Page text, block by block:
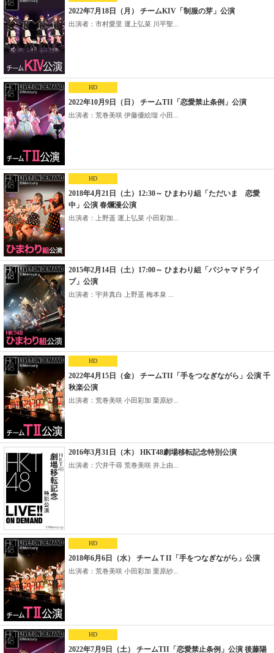
2022年7月18日（月） チームKIV「制服の芽」公演
出演者：市村愛里 運上弘菜 川平聖...
HD
2022年10月9日（日） チームTII「恋愛禁止条例」公演
出演者：荒巻美咲 伊藤優絵瑠 小田...
HD
2018年4月21日（土）12:30～ ひまわり組「ただいま 恋愛
中」公演 春爛漫公演
出演者：上野遥 運上弘菜 小田彩加...
2015年2月14日（土）17:00～ ひまわり組「パジャマドライ
ブ」公演
出演者：宇井真白 上野遥 梅本泉 ...
HD
2022年4月15日（金） チームTII「手をつなぎながら」公演 千
秋楽公演
出演者：荒巻美咲 小田彩加 栗原紗...
2016年3月31日（木） HKT48劇場移転記念特別公演
出演者：穴井千尋 荒巻美咲 井上由...
HD
2018年6月6日（水） チームＴII「手をつなぎながら」公演
出演者：荒巻美咲 小田彩加 栗原紗...
HD
2022年7月9日（土） チームTII「恋愛禁止条例」公演 後藤陽